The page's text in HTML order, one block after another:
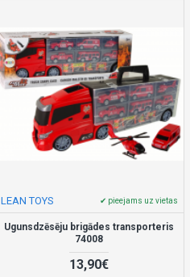
LEAN TOYS ✔ pieejams uz vietas
Ugunsdzēsēju brigādes transporteris
74008
13,90€